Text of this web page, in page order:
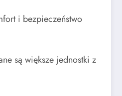
i bezpieczeństwo
są większe jednostki z